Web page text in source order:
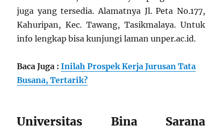
juga yang tersedia. Alamatnya Jl. Peta No.177,
Kahuripan, Kec. Tawang, Tasikmalaya. Untuk
info lengkap bisa kunjungi laman unper.ac.id.
Baca Juga :Inilah Prospek Kerja Jurusan Tata
Busana, Tertarik?
Universitas Bina Sarana